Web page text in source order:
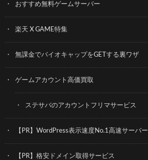
おすすめ無料ゲームサーバー
楽天 X GAME特集
無課金でバイオキャップをGETする裏ワザ
ゲームアカウント高価買取
ステサバのアカウントフリマサービス
【PR】WordPress表示速度No.1高速サーバー
【PR】格安ドメイン取得サービス